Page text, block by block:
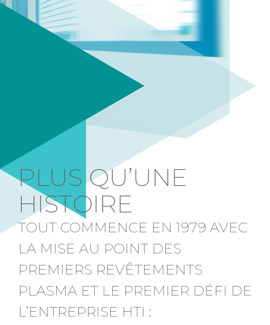
PLUS QU’UNE
HISTOIRE
TOUT COMMENCE EN 1979 AVEC
LA MISE AU POINT DES
PREMIERS REVÊTEMENTS
PLASMA ET LE PREMIER DÉFI DE
L’ENTREPRISE HTI :